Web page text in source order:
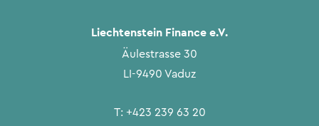
Liechtenstein Finance e.V.
Äulestrasse 30
LI-9490 Vaduz
T: +423 239 63 20